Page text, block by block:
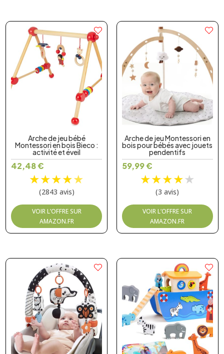
Arche de jeu bébé
Montessori en bois Bieco :
activité et éveil
42,48€
★★★★★
(2843 avis)
VOIR L’OFFRE SUR
AMAZON.FR
Arche de jeu Montessori en
bois pour bébés avec jouets
pendentifs
59,99€
★★★★★
(3 avis)
VOIR L’OFFRE SUR
AMAZON.FR